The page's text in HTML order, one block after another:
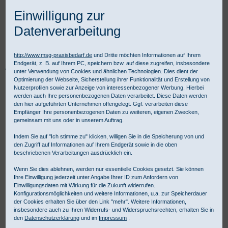
Praxisbedarf Shop Betriebsmedizin
Erste Hilfe im Betrieb
Erste Hilfe Grundausstattung
QUICK-AID Einmal-Notfallbeatmungshilfe
Einwilligung zur
Datenverarbeitung
http://www.msg-praxisbedarf.de und Dritte möchten Informationen auf Ihrem
Endgerät, z. B. auf Ihrem PC, speichern bzw. auf diese zugreifen, insbesondere
unter Verwendung von Cookies und ähnlichen Technologien. Dies dient der
Optimierung der Webseite, Sicherstellung ihrer Funktionalität und Erstellung von
Nutzerprofilen sowie zur Anzeige von interessenbezogener Werbung. Hierbei
werden auch Ihre personenbezogenen Daten verarbeitet. Diese Daten werden
den hier aufgeführten Unternehmen offengelegt. Ggf. verarbeiten diese
Empfänger Ihre personenbezogenen Daten zu weiteren, eigenen Zwecken,
gemeinsam mit uns oder in unserem Auftrag.
Indem Sie auf "Ich stimme zu" klicken, willigen Sie in die Speicherung von und
den Zugriff auf Informationen auf Ihrem Endgerät sowie in die oben
beschriebenen Verarbeitungen ausdrücklich ein.
Wenn Sie dies ablehnen, werden nur essentielle Cookies gesetzt. Sie können
Ihre Einwilligung jederzeit unter Angabe Ihrer ID zum Anfordern von
Einwilligungsdaten mit Wirkung für die Zukunft widerrufen.
Konfigurationsmöglichkeiten und weitere Informationen, u.a. zur Speicherdauer
der Cookies erhalten Sie über den Link "mehr". Weitere Informationen,
insbesondere auch zu Ihren Widerrufs- und Widerspruchsrechten, erhalten Sie in
den Datenschutzerklärung und im Impressum